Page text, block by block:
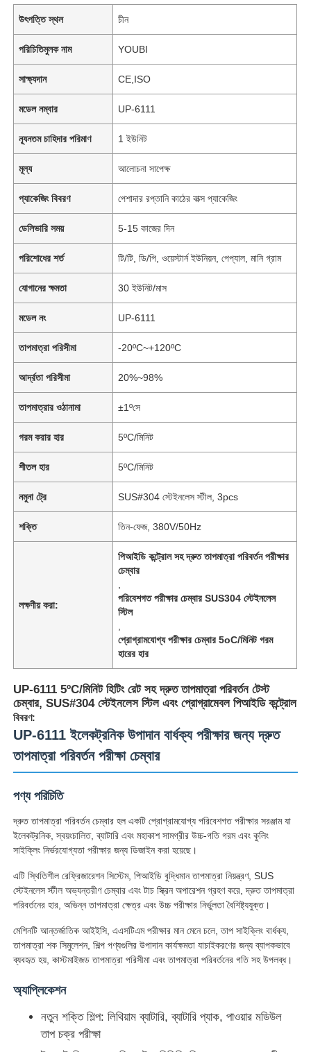
বাড়ি
আমাদের সম্পর্কে
উৎপত্তি স্থল চীন
পরিচিতিমুলক নাম YOUBI
সাক্ষ্যদান CE,ISO
মডেল নম্বার UP-6111
ন্যূনতম চাহিদার পরিমাণ 1 ইউনিট
মূল্য আলোচনা সাপেক্ষ
প্যাকেজিং বিবরণ পেশাদার রপ্তানি কাঠের বাক্স প্যাকেজিং
ডেলিভারি সময় 5-15 কাজের দিন
পরিশোধের শর্ত টি/টি, ডি/পি, ওয়েস্টার্ন ইউনিয়ন, পেপ্যাল, মানি গ্রাম
যোগানের ক্ষমতা 30 ইউনিট/মাস
মডেল নং UP-6111
তাপমাত্রা পরিসীমা -20ºC~+120ºC
আর্দ্রতা পরিসীমা 20%~98%
তাপমাত্রার ওঠানামা ±1ºসে
গরম করার হার 5ºC/মিনিট
শীতল হার 5ºC/মিনিট
নমুনা ট্রে SUS#304 স্টেইনলেস স্টীল, 3pcs
শক্তি তিন-ফেজ, 380V/50Hz
লক্ষণীয় করা:
পিআইডি কন্ট্রোল সহ দ্রুত তাপমাত্রা পরিবর্তন পরীক্ষার
চেম্বার
পরিবেশগত পরীক্ষার চেম্বার SUS304 স্টেইনলেস
স্টিল
প্রোগ্রামযোগ্য পরীক্ষার চেম্বার 5oC/মিনিট গরম
হারের হার
UP-6111 5ºC/মিনিট হিটিং রেট সহ দ্রুত তাপমাত্রা পরিবর্তন টেস্ট
চেম্বার, SUS#304 স্টেইনলেস স্টিল এবং প্রোগ্রামেবল পিআইডি কন্ট্রোল
বিবরণ:
UP-6111 ইলেকট্রনিক উপাদান বার্ধক্য পরীক্ষার জন্য দ্রুত
তাপমাত্রা পরিবর্তন পরীক্ষা চেম্বার
পণ্য পরিচিতি
দ্রুত তাপমাত্রা পরিবর্তন চেম্বার হল একটি প্রোগ্রামযোগ্য পরিবেশগত পরীক্ষার সরঞ্জাম যা
ইলেকট্রনিক, স্বয়ংচালিত, ব্যাটারি এবং মহাকাশ সামগ্রীর উচ্চ-গতি গরম এবং কুলিং
সাইক্লিং নির্ভরযোগ্যতা পরীক্ষার জন্য ডিজাইন করা হয়েছে।
এটি স্থিতিশীল রেফ্রিজারেশন সিস্টেম, পিআইডি বুদ্ধিমান তাপমাত্রা নিয়ন্ত্রণ, SUS
স্টেইনলেস স্টীল অভ্যন্তরীণ চেম্বার এবং টাচ স্ক্রিন অপারেশন গ্রহণ করে, দ্রুত তাপমাত্রা
পরিবর্তনের হার, অভিন্ন তাপমাত্রা ক্ষেত্র এবং উচ্চ পরীক্ষার নির্ভুলতা বৈশিষ্ট্যযুক্ত।
মেশিনটি আন্তর্জাতিক আইইসি, এএসটিএম পরীক্ষার মান মেনে চলে, তাপ সাইক্লিং বার্ধক্য,
তাপমাত্রা শক সিমুলেশন, শিল্প পণ্যগুলির উপাদান কার্যক্ষমতা যাচাইকরণের জন্য ব্যাপকভাবে
ব্যবহৃত হয়, কাস্টমাইজড তাপমাত্রা পরিসীমা এবং তাপমাত্রা পরিবর্তনের গতি সহ উপলব্ধ।
অ্যাপ্লিকেশন
নতুন শক্তি শিল্প: লিথিয়াম ব্যাটারি, ব্যাটারি প্যাক, পাওয়ার মডিউল
তাপ চক্র পরীক্ষা